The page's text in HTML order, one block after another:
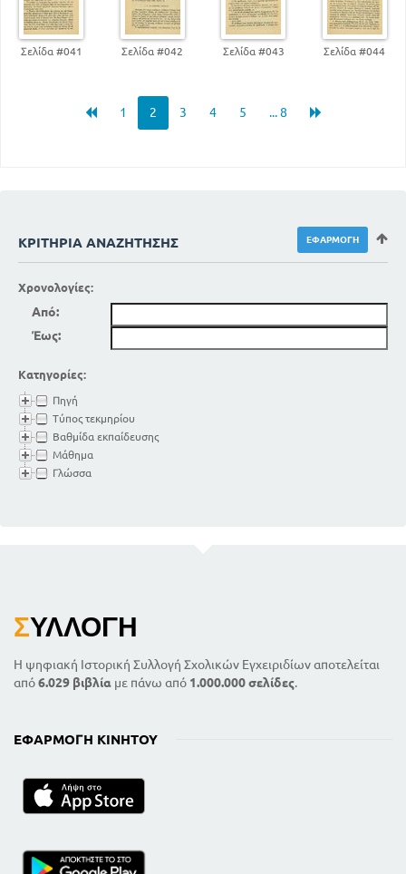
Σελίδα #041 Σελίδα #042 Σελίδα #043 Σελίδα #044
1 2 3 4 5 ... 8
ΚΡΙΤΉΡΙΑ ΑΝΑΖΉΤΗΣΗΣ
Χρονολογίες:
Από:
Έως:
Κατηγορίες:
Πηγή
Τύπος τεκμηρίου
Βαθμίδα εκπαίδευσης
Μάθημα
Γλώσσα
ΣΥΛΛΟΓΉ
Η ψηφιακή Ιστορική Συλλογή Σχολικών Εγχειριδίων αποτελείται
από6.029 βιβλία με πάνω από 1.000.000 σελίδες.
ΕΦΑΡΜΟΓΉ ΚΙΝΗΤΟΎ